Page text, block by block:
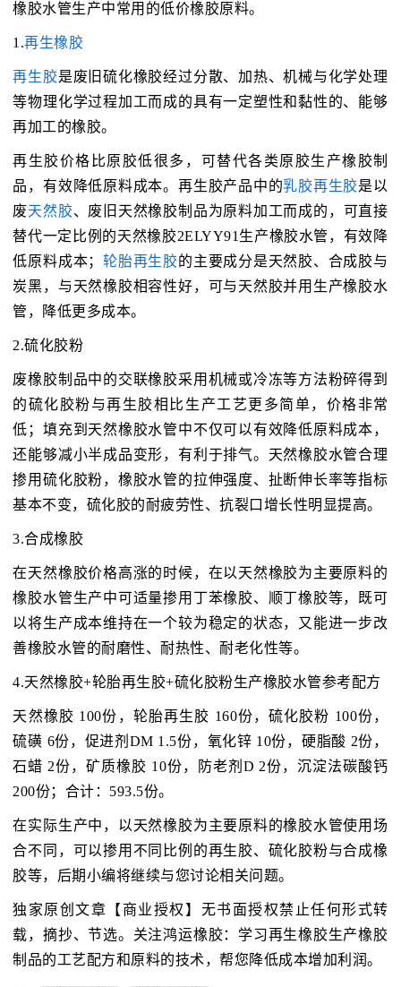
橡胶水管生产中常用的低价橡胶原料。
1.再生橡胶
再生胶是废旧硫化橡胶经过分散、加热、机械与化学处理
等物理化学过程加工而成的具有一定塑性和黏性的、能够
再加工的橡胶。
再生胶价格比原胶低很多，可替代各类原胶生产橡胶制
品，有效降低原料成本。再生胶产品中的乳胶再生胶是以
废天然胶、废旧天然橡胶制品为原料加工而成的，可直接
替代一定比例的天然橡胶2ELYY91生产橡胶水管，有效降
低原料成本； 轮胎再生胶的主要成分是天然胶、合成胶与
炭黑，与天然橡胶相容性好，可与天然胶并用生产橡胶水
管，降低更多成本。
2.硫化胶粉
废橡胶制品中的交联橡胶采用机械或冷冻等方法粉碎得到
的硫化胶粉与再生胶相比生产工艺更多简单，价格非常
低；填充到天然橡胶水管中不仅可以有效降低原料成本，
还能够减小半成品变形，有利于排气。天然橡胶水管合理
掺用硫化胶粉，橡胶水管的拉伸强度、扯断伸长率等指标
基本不变，硫化胶的耐疲劳性、抗裂口增长性明显提高。
3.合成橡胶
在天然橡胶价格高涨的时候，在以天然橡胶为主要原料的
橡胶水管生产中可适量掺用丁苯橡胶、顺丁橡胶等，既可
以将生产成本维持在一个较为稳定的状态，又能进一步改
善橡胶水管的耐磨性、耐热性、耐老化性等。
4.天然橡胶+轮胎再生胶+硫化胶粉生产橡胶水管参考配方
天然橡胶 100份，轮胎再生胶 160份，硫化胶粉 100份，
硫磺 6份，促进剂DM 1.5份，氧化锌 10份，硬脂酸 2份，
石蜡 2份，矿质橡胶 10份，防老剂D 2份，沉淀法碳酸钙
200份；合计：593.5份。
在实际生产中，以天然橡胶为主要原料的橡胶水管使用场
合不同，可以掺用不同比例的再生胶、硫化胶粉与合成橡
胶等，后期小编将继续与您讨论相关问题。
独家原创文章【商业授权】无书面授权禁止任何形式转
载，摘抄、节选。关注鸿运橡胶：学习再生橡胶生产橡胶
制品的工艺配方和原料的技术，帮您降低成本增加利润。